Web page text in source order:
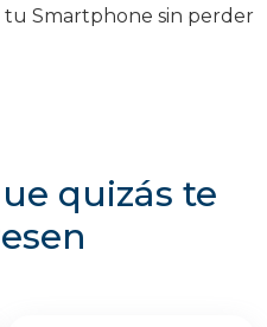
Smartphone sin perder
quizás te